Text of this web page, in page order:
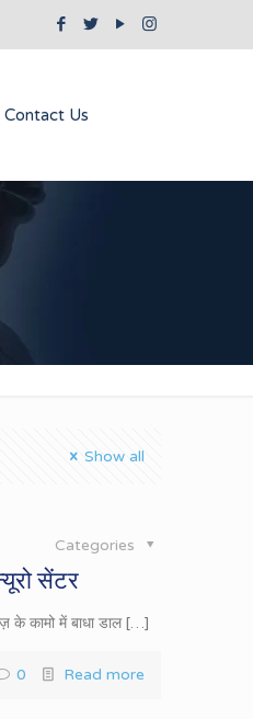
Contact Us
Show all
Categories
सेंटर
के कामो में बाधा डाल[…]
0 Read more